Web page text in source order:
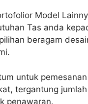
Model
Tas anda
beragam
untuk
tergantung
penawaran.